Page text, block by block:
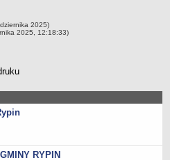
wymagania formalne w naborach na
urzędnicze
2025)
2025, 12:18:33)
RYPIN